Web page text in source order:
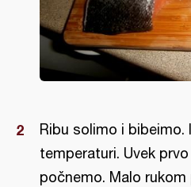
Ribu solimo i bibeimo.
temperaturi. Uvek
počnemo. Malo